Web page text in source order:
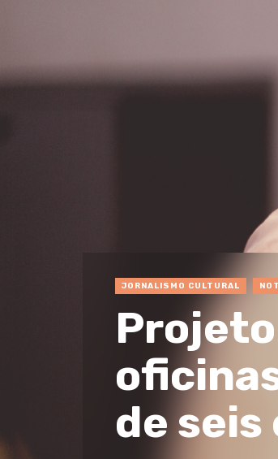
JORNALISMO CULTURAL
de seis